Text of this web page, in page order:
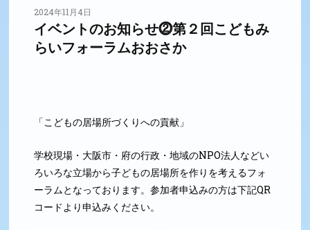
2024年11月4日
イベントのお知らせ⓶第２回こどもみ
らいフォーラムおおさか
「こどもの居場所づくりへの貢献」
学校現場・大阪市・府の行政・地域のNPO法人などい
ろいろな立場から子どもの居場所を作りを考えるフォ
ーラムとなっております。参加者申込みの方は下記QR
コードより申込みください。